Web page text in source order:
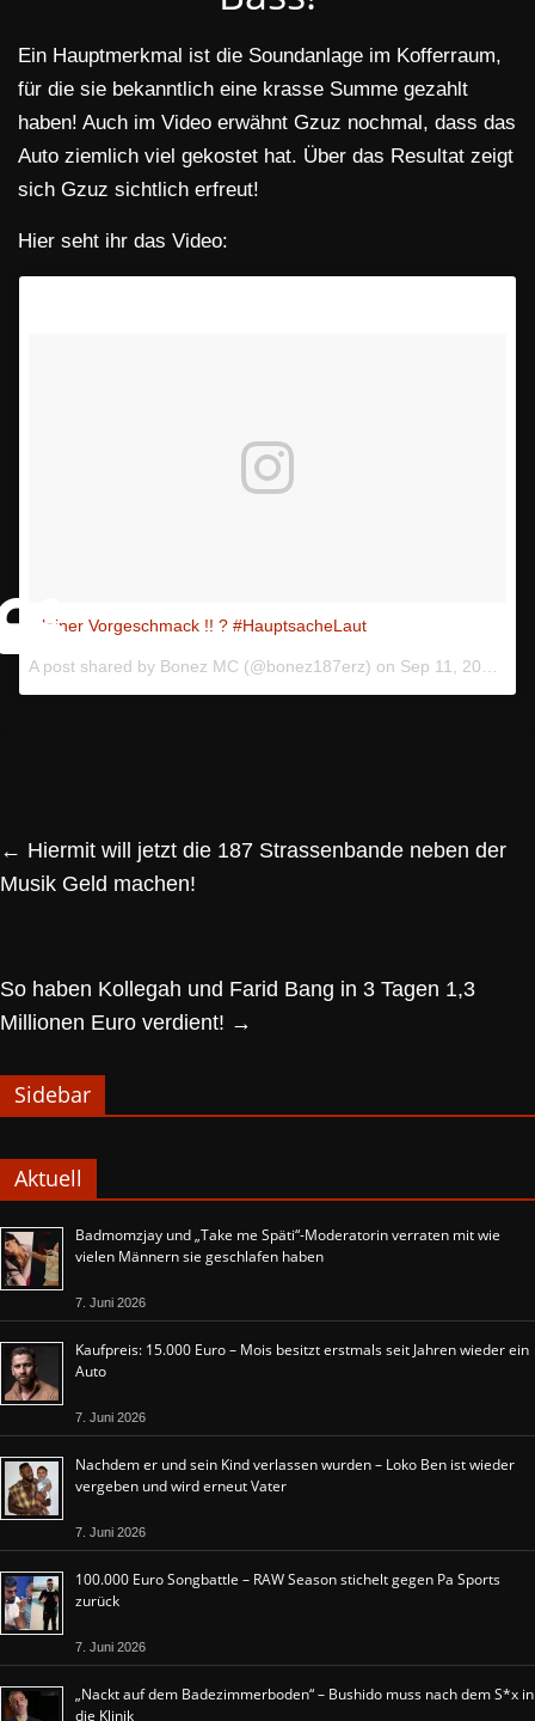
Ein Hauptmerkmal ist die Soundanlage im Kofferraum,
für die sie bekanntlich eine krasse Summe gezahlt
haben! Auch im Video erwähnt Gzuz nochmal, dass das
Auto ziemlich viel gekostet hat. Über das Resultat zeigt
sich Gzuz sichtlich erfreut!
Hier seht ihr das Video:
kleiner Vorgeschmack !! ? #HauptsacheLaut
A post shared by Bonez MC (@bonez187erz) on Sep 11, 2017 at 1:53pm PDT
← Hiermit will jetzt die 187 Strassenbande neben der
Musik Geld machen!
So haben Kollegah und Farid Bang in 3 Tagen 1,3
Millionen Euro verdient! →
Sidebar
Aktuell
Badmomzjay und „Take me Späti“-Moderatorin verraten mit wie
vielen Männern sie geschlafen haben
7. Juni 2026
Kaufpreis: 15.000 Euro – Mois besitzt erstmals seit Jahren wieder ein
Auto
7. Juni 2026
Nachdem er und sein Kind verlassen wurden – Loko Ben ist wieder
vergeben und wird erneut Vater
7. Juni 2026
100.000 Euro Songbattle – RAW Season stichelt gegen Pa Sports
zurück
7. Juni 2026
„Nackt auf dem Badezimmerboden“ – Bushido muss nach dem S*x in
die Klinik